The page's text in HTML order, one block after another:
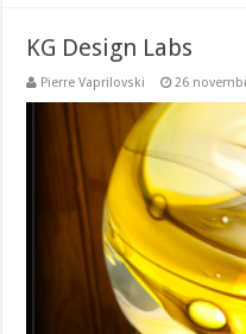
KG Design Labs
Pierre Vaprilovski 26